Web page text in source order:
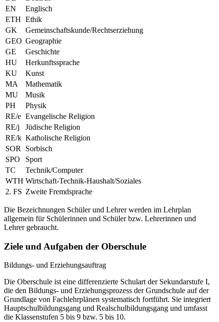
EN
Englisch
ETH Ethik
GK
Gemeinschaftskunde/Rechtserziehung
GEO Geographie
GE
Geschichte
HU
Herkunftssprache
KU
Kunst
MA
Mathematik
MU
Musik
PH
Physik
RE/e Evangelische Religion
RE/j
Jüdische Religion
RE/k Katholische Religion
SOR
Sorbisch
SPO
Sport
TC
Technik/Computer
WTH Wirtschaft-Technik-Haushalt/Soziales
2. FS Zweite Fremdsprache
Die Bezeichnungen Schüler und Lehrer werden im Lehrplan
allgemein für Schülerinnen und Schüler bzw. Lehrerinnen und
Lehrer gebraucht.
Ziele und Aufgaben der Oberschule
Bildungs- und Erziehungsauftrag
Die Oberschule ist eine differenzierte Schulart der Sekundarstufe I,
die den Bildungs- und Erziehungsprozess der Grundschule auf der
Grundlage von Fachlehrplänen systematisch fortführt. Sie integriert
Hauptschulbildungsgang und Realschulbildungsgang und umfasst
die Klassenstufen 5 bis 9 bzw. 5 bis 10.